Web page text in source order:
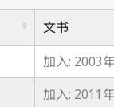
文书
加入: 2003
加入: 2011